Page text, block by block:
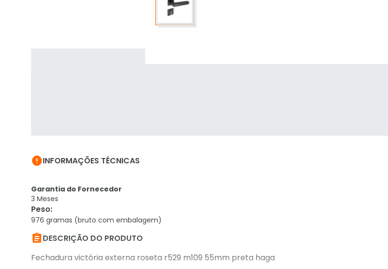
INFORMAÇÕES TÉCNICAS
Garantia do Fornecedor
3 Meses
Peso:
976 gramas (bruto com embalagem)
DESCRIÇÃO DO PRODUTO
Fechadura victória externa roseta r529 m109 55mm preta haga